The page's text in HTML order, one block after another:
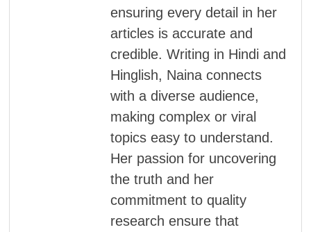
ensuring every detail in her
articles is accurate and
credible. Writing in Hindi and
Hinglish, Naina connects
with a diverse audience,
making complex or viral
topics easy to understand.
Her passion for uncovering
the truth and her
commitment to quality
research ensure that